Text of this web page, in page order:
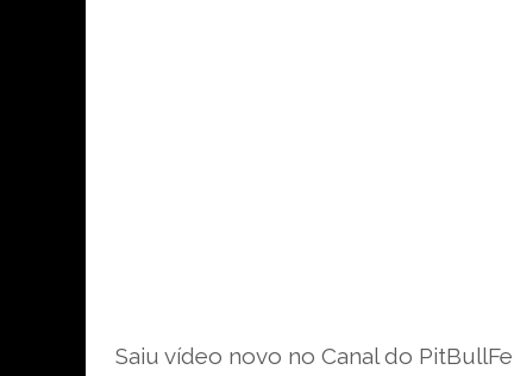
Saiu vídeo novo no Canal do